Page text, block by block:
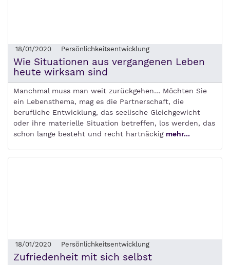
18/01/2020 Persönlichkeitsentwicklung
Wie Situationen aus vergangenen Leben
heute wirksam sind
Manchmal muss man weit zurückgehen… Möchten Sie
ein Lebensthema, mag es die Partnerschaft, die
berufliche Entwicklung, das seelische Gleichgewicht
oder ihre materielle Situation betreffen, los werden, das
schon lange besteht und recht hartnäckig mehr...
18/01/2020 Persönlichkeitsentwicklung
Zufriedenheit mit sich selbst